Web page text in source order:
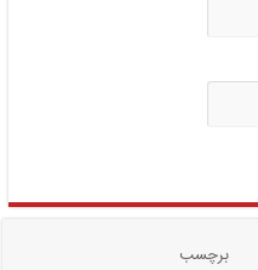
برچسب